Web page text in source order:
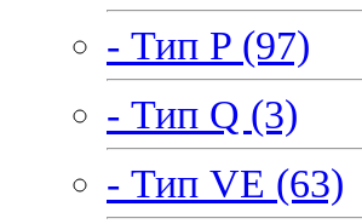
- Тип P (97)
- Тип Q (3)
- Тип VE (63)